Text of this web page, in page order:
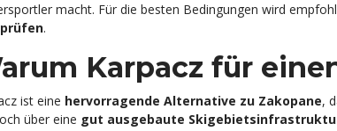
macht. Für die besten Bedingungen wird
.
Karpacz für
ist eine hervorragende Alternative zu Zakopane,
über eine gut ausgebaute